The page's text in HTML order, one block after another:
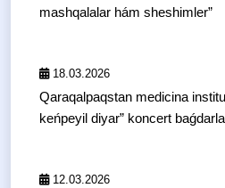
mashqalalar hám sheshimler”
18.03.2026
Qaraqalpaqstan medicina
keńpeyil diyar” koncert
12.03.2026